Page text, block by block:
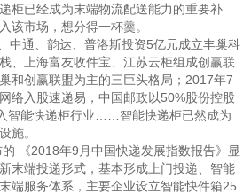
柜已经成为末端物流配送能力的重要补
该市场，想分得一杯羹。
中通、韵达、普洛斯投资5亿元成立丰巢科
、上海富友收件宝、江苏云柜组成创赢联
和创赢联盟为主的三巨头格局；2017年7
络入股速递易，中国邮政以50%股份控股
智能快递柜行业……智能快递柜已然成为
施。
《2018年9月中国快递发展指数报告》显
末端投递形式，基本形成上门投递、智能
端服务体系，主要企业设立智能快件箱25